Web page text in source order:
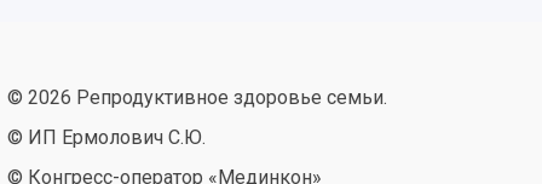
© 2026 Репродуктивное здоровье семьи.
© ИП Ермолович С.Ю.
© Конгресс-оператор «Мединкон»